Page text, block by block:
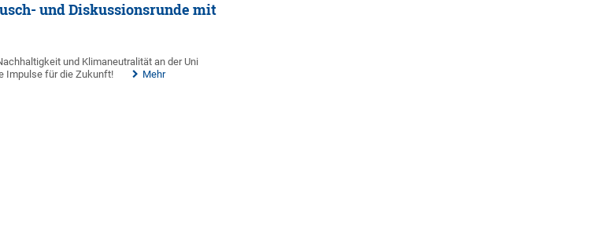
und Diskussionsrunde mit
und Klimaneutralität an der Uni
Impulse für die Zukunft!
Mehr